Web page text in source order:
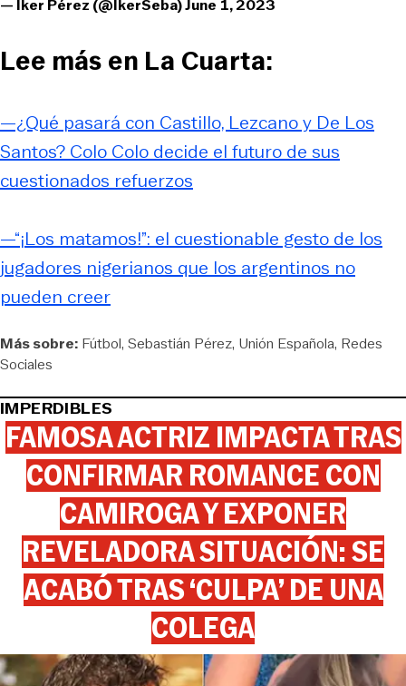
— Iker Pérez (@IkerSeba)June 1, 2023
Lee más en La Cuarta:
—¿Qué pasará con Castillo, Lezcano y De Los
Santos? Colo Colo decide el futuro de sus
cuestionados refuerzos
—“¡Los matamos!”: el cuestionable gesto de los
jugadores nigerianos que los argentinos no
pueden creer
Más sobre: Fútbol Sebastián Pérez Unión Española Redes
Sociales
IMPERDIBLES
FAMOSA ACTRIZ IMPACTA TRAS
CONFIRMAR ROMANCE CON
CAMIROGA Y EXPONER
REVELADORA SITUACIÓN: SE
ACABÓ TRAS ‘CULPA’ DE UNA
COLEGA